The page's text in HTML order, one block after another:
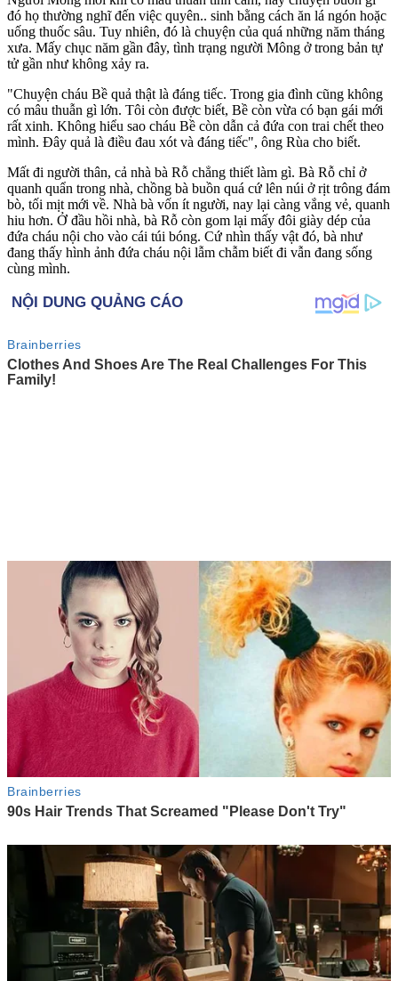
đó họ thường nghĩ đến việc quyên.. sinh bằng cách ăn lá ngón hoặc
uống thuốc sâu. Tuy nhiên, đó là chuyện của quá những năm tháng
xưa. Mấy chục năm gần đây, tình trạng người Mông ở trong bản t‌ּự
t‌ּử gần như không xảy ra.
"Chuyện cháu Bề quả thật là đáng tiếc. Trong gia đình cũng không
có mâu thuẫn gì lớn. Tôi còn được biết, Bề còn vừa có bạn gái mới
rất xinh. Không hiểu sao cháu Bề còn dẫn cả đứa con trai chết theo
mình. Đây quả là điều đau xót và đáng tiếc", ông Rùa cho biết.
Mất đi người thân, cả nhà bà Rỗ chẳng thiết làm gì. Bà Rỗ chỉ ở
quanh quẩn trong nhà, chồng bà buồn quá cứ lên núi ở rịt trông đám
bò, tối mịt mới về. Nhà bà vốn ít người, nay lại càng vắng vẻ, quanh
hiu hơn. Ở đầu hồi nhà, bà Rỗ còn gom lại mấy đôi giày dép của
đứa cháu nội cho vào cái túi bóng. Cứ nhìn thấy vật đó, bà như
đang thấy hình ảnh đứa cháu nội lẫm chẫm biết đi vẫn đang sống
cùng mình.